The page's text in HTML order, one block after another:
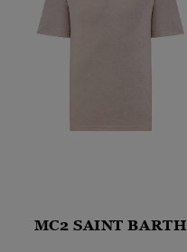
MC2 SAINT BARTH